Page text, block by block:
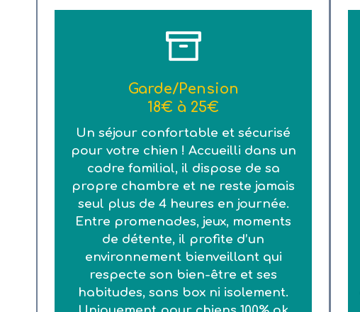
Garde/Pension
18€ à 25€
Un séjour confortable et sécurisé
pour votre chien ! Accueilli dans un
cadre familial, il dispose de sa
propre chambre et ne reste jamais
seul plus de 4 heures en journée.
Entre promenades, jeux, moments
de détente, il profite d’un
environnement bienveillant qui
respecte son bien-être et ses
habitudes, sans box ni isolement.